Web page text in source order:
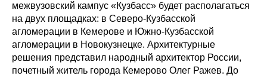
межвузовский кампус «Кузбасс» будет располагаться
на двух площадках: в Северо-Кузбасской
агломерации в Кемерове и Южно-Кузбасской
агломерации в Новокузнецке. Архитектурные
решения представил народный архитектор России,
почетный житель города Кемерово Олег Ражев. До